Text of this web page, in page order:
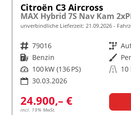
Citroën C3 Aircross
MAX Hybrid 7S Nav Kam
unverbindliche Lieferzeit: 21.09.2026
Fahrzeugnr. 79016 Getriebe
Kraftstoff Benzin Außenfarbe
Leistung 100 kW (136 PS) Kilometerstand 10
30.03.2026
24.900,– €
incl. 19% MwSt.